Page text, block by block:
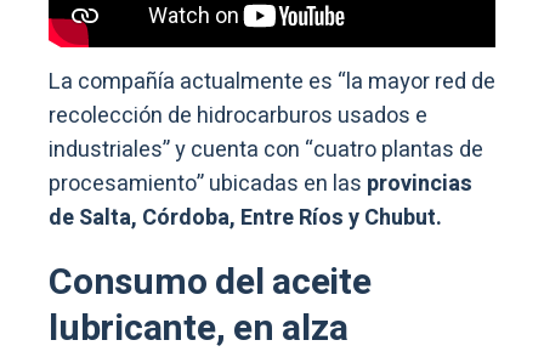
La compañía actualmente es “la mayor red de
recolección de hidrocarburos usados e
industriales” y cuenta con “cuatro plantas de
procesamiento” ubicadas en las provincias
de Salta, Córdoba, Entre Ríos y Chubut.
Consumo del aceite
lubricante, en alza